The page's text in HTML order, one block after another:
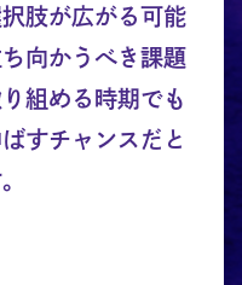
肢が広がる可能
向かうべき課題
組める時期でも
すチャンスだと